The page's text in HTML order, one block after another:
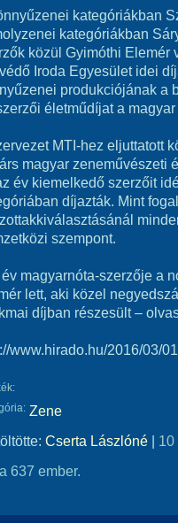
kategóriákban
kategóriákban
közül Gyimóthi Elemér
Iroda Egyesület idei
produkciójának a
életműdíjat a
MTI-hez eljuttatott
magyar zeneművészeti
év kiemelkedő szerzőit
díjazták. Mint
szempont.
magyarnóta-szerzője a
lett, aki közel
díjban részesült –
www.hirado.hu/2016/03/
Zene
Cserta Lászlóné | 10
637 ember.